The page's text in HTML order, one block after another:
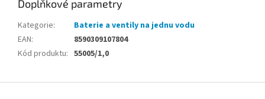
Doplňkové parametry
Kategorie:
Baterie a ventily na jednu vodu
EAN:
8590309107804
Kód produktu: 55005/1,0